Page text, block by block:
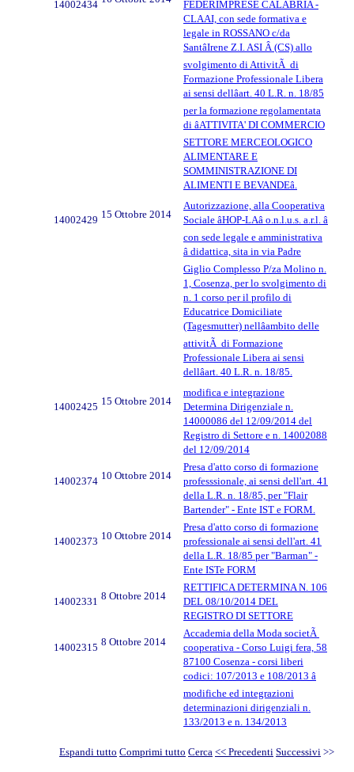
14002434
FEDERIMPRESE CALABRIA -
CLAAI, con sede formativa e
legale in ROSSANO c/da
SantâIrene Z.I. ASI Â (CS) allo
svolgimento di AttivitÃ di
Formazione Professionale Libera
ai sensi dellâart. 40 L.R. n. 18/85
per la formazione regolamentata
di âATTIVITA' DI COMMERCIO
SETTORE MERCEOLOGICO
ALIMENTARE E
SOMMINISTRAZIONE DI
ALIMENTI E BEVANDEâ.
14002429 15 Ottobre 2014
Autorizzazione, alla Cooperativa
Sociale âHOP-LAâ o.n.l.u.s. a.r.l. â
con sede legale e amministrativa
â didattica, sita in via Padre
Giglio Complesso P/za Molino n.
1, Cosenza, per lo svolgimento di
n. 1 corso per il profilo di
Educatrice Domiciliate
(Tagesmutter) nellâambito delle
attivitÃ di Formazione
Professionale Libera ai sensi
dellâart. 40 L.R. n. 18/85.
14002425 15 Ottobre 2014
modifica e integrazione
Determina Dirigenziale n.
14000086 del 12/09/2014 del
Registro di Settore e n. 14002088
del 12/09/2014
14002374 10 Ottobre 2014
Presa d'atto corso di formazione
professsionale, ai sensi dell'art. 41
della L.R. n. 18/85, per "Flair
Bartender" - Ente IST e FORM.
14002373 10 Ottobre 2014
Presa d'atto corso di formazione
professionale ai sensi dell'art. 41
della L.R. 18/85 per "Barman" -
Ente ISTe FORM
14002331 8 Ottobre 2014
RETTIFICA DETERMINA N. 106
DEL 08/10/2014 DEL
REGISTRO DI SETTORE
14002315 8 Ottobre 2014
Accademia della Moda societÃ
cooperativa - Corso Luigi fera, 58
87100 Cosenza - corsi liberi
codici: 107/2013 e 108/2013 â
modifiche ed integrazioni
determinazioni dirigenziali n.
133/2013 e n. 134/2013
Espandi tutto Comprimi tutto Cerca << Precedenti Successivi >>